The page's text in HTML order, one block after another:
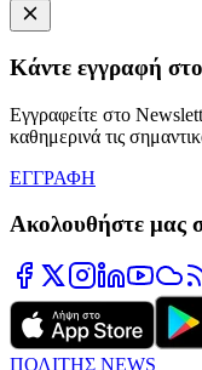
Κάντε εγγραφή
Εγγραφείτε στο
καθημερινά τις
ΕΓΓΡΑΦΗ
Ακολουθήστε μας
ΠΟΛΙΤΗΣ NEWS